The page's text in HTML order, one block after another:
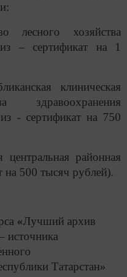
лесного хозяйства
– сертификат на 1
клиническая
здравоохранения
- сертификат на 750
районная
на 500 тысяч рублей).
«Лучший архив
источника
Татарстан»